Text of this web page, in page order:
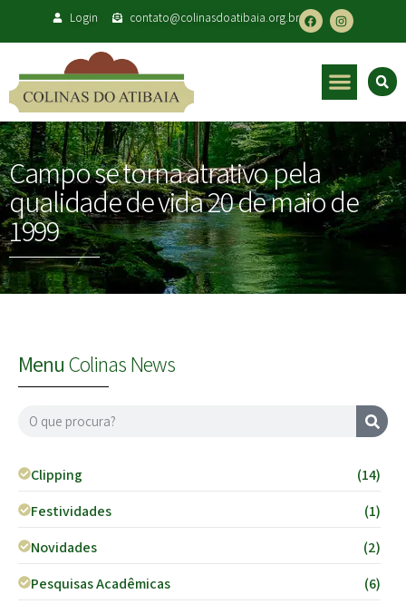
Login contato@colinasdoatibaia.org.br
Campo se torna atrativo pela
qualidade de vida 20 de maio de
1999
MenuColinas News
Clipping
(14)
Festividades
(1)
Novidades
(2)
Pesquisas Acadêmicas
(6)